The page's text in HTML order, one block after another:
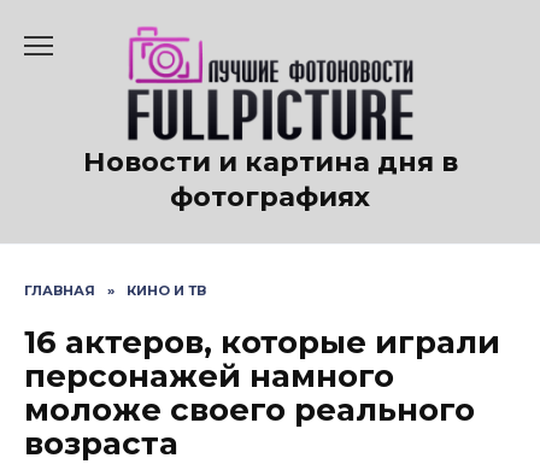
содержанию
Новости и картина дня в
фотографиях
ГЛАВНАЯ » КИНО И ТВ
16 актеров, которые играли
персонажей намного
моложе своего реального
возраста